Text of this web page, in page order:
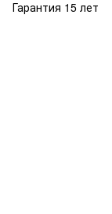
Гарантия 15 лет